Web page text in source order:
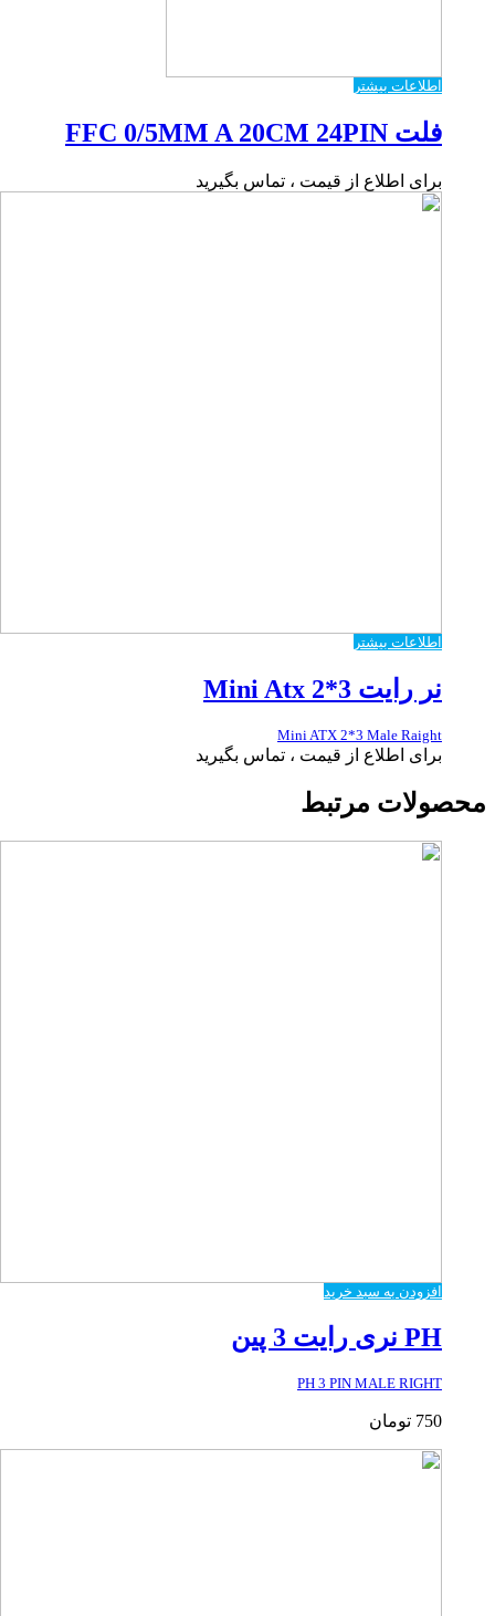
اطلاعات بیشتر
فلت FFC 0/5MM A 20CM 24PIN
برای اطلاع از قیمت ، تماس بگیرید
اطلاعات بیشتر
نر رایت Mini Atx 2*3
Mini ATX 2*3 Male Raight
برای اطلاع از قیمت ، تماس بگیرید
محصولات مرتبط
افزودن به سبد خرید
PH نری رایت 3 پین
PH 3 PIN MALE RIGHT
750 تومان